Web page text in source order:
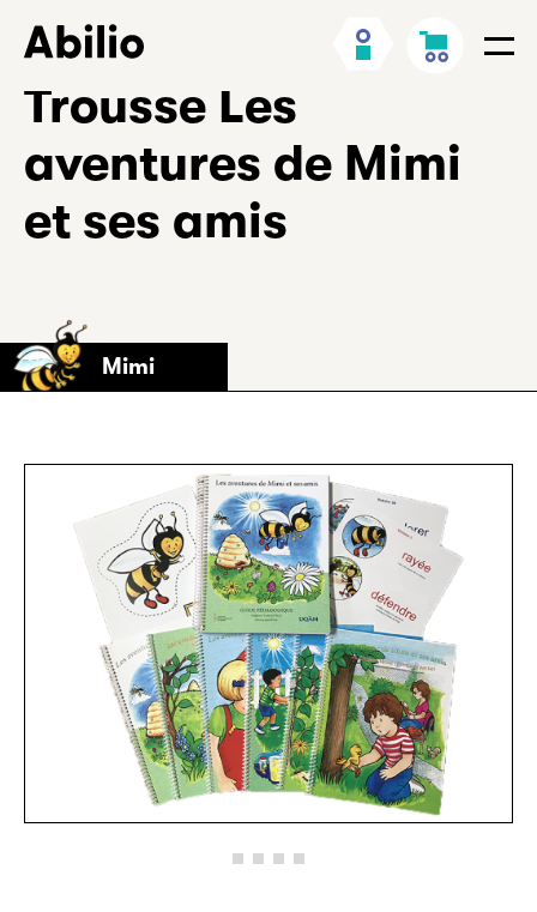
Retour
à
l’accueil
Mon
compte
Panier
Trousse Les
aventures de Mimi
et ses amis
Mimi